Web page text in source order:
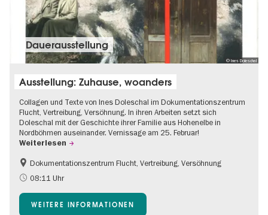
© Ines Doleschal
Dauer­aus­stel­lung
Ausstellung: Zuhause, woanders
Collagen und Texte von Ines Doleschal im Dokumentationszentrum
Flucht, Vertreibung, Versöhnung. In ihren Arbeiten setzt sich
Doleschal mit der Geschichte ihrer Familie aus Hohenelbe in
Nordböhmen auseinander. Vernissage am 25. Februar!
Weiterlesen
Dokumentationszentrum Flucht, Vertreibung, Versöhnung
08:11 Uhr
WEITERE INFORMATIONEN